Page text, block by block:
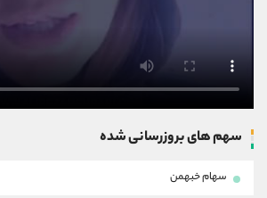
سهم های بروزرسانی شده
سهام خبهمن